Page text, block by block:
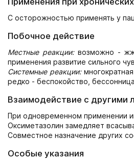
С осторожностью применять у
Побочное действие
Местные реакции:возможно -
применения развитие сильного
Системные реакции:
редко - беспокойство,
Взаимодействие с другими
При одновременном применении
Оксиметазолин замедляет
Совместное назначение других
Особые указания